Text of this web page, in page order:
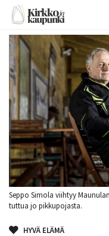
Seppo Simola viihtyy
tuttua jo pikkupojasta.
HYVÄ ELÄMÄ